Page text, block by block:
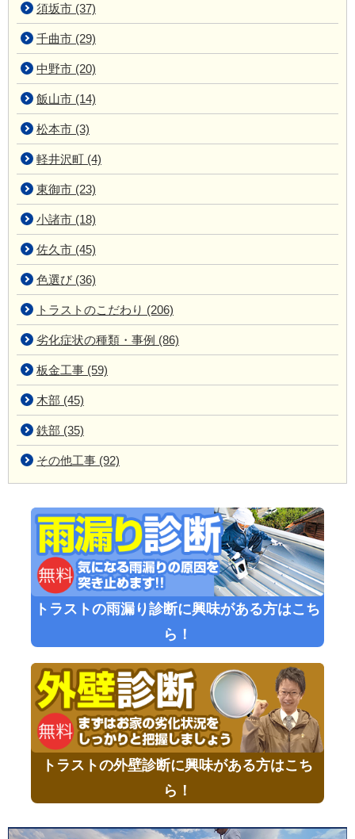
須坂市 (37)
千曲市 (29)
中野市 (20)
飯山市 (14)
松本市 (3)
軽井沢町 (4)
東御市 (23)
小諸市 (18)
佐久市 (45)
色選び (36)
トラストのこだわり (206)
劣化症状の種類・事例 (86)
板金工事 (59)
木部 (45)
鉄部 (35)
その他工事 (92)
トラストの雨漏り診断に興味がある方はこち
ら！
トラストの外壁診断に興味がある方はこち
ら！